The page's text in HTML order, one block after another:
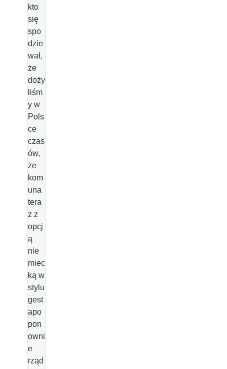
kto
się
spo
dzie
wał,
że
doży
liśm
y w
Pols
ce
czas
ów,
że
kom
una
tera
z z
opcj
ą
nie
miec
ką w
stylu
gest
apo
pon
owni
e
rząd